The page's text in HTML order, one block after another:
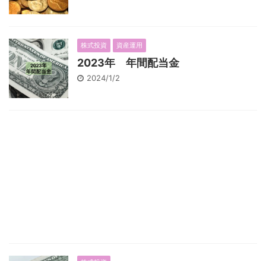
株式投資 資産運用
2023年 年間配当金
2024/1/2